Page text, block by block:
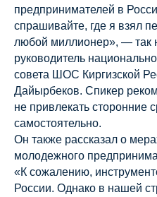
предпринимателей в
спрашивайте, где я взял
любой миллионер», — так
руководитель
совета ШОС Киргизской
Дайырбеков. Спикер
не привлекать сторонние
самостоятельно.
Он также рассказал о
молодежного
«К сожалению,
России. Однако в нашей